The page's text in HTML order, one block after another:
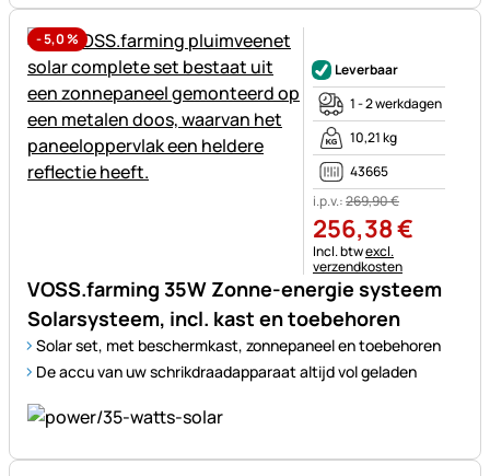
-5,0%
VOSS.farming 35W Zonne-energie systeem
Solarsysteem, incl. kast en toebehoren
Solar set, met beschermkast, zonnepaneel en toebehoren
De accu van uw schrikdraadapparaat altijd vol geladen
Leverbaar
1 - 2 werkdagen
10,21 kg
43665
i.p.v.:269,90€
256,38€
Belastinginformatie:
Incl. btwexcl.
verzendkosten